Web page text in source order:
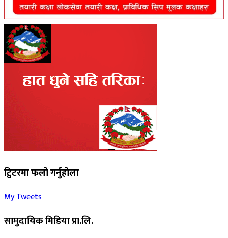
ट्विटरमा फलो गर्नुहोला
My Tweets
सामुदायिक मिडिया प्रा.लि.